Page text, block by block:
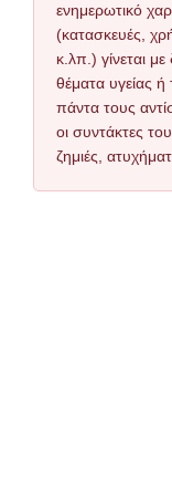
ενημερωτικό
(κατασκευές,
κ.λπ.) γίνεται με
θέματα υγείας ή
πάντα τους
οι συντάκτες
ζημιές,